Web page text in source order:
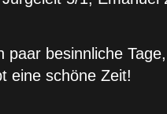
besinnliche
eine schöne Zeit!